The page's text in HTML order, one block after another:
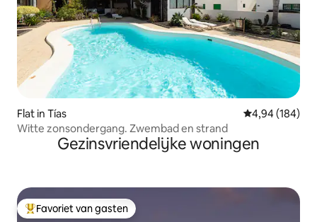
Flat in Tías Gemiddelde
4,94 (184)
Witte zonsondergang. Zwembad en strand
Gezinsvriendelijke woningen
Topfavoriet van gasten
Favoriet van gasten